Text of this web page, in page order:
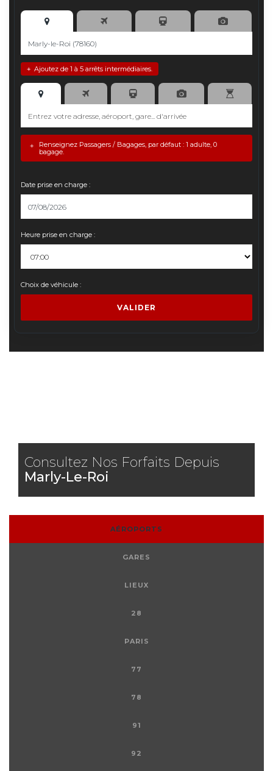
Ajoutez de 1 à 5 arrêts intermédiaires.
+
Renseignez Passagers / Bagages, par défaut : 1 adulte, 0
bagage.
+
Date prise en charge :
Heure prise en charge :
Choix de véhicule :
VALIDER
Consultez Nos Forfaits Depuis
Marly-Le-Roi
AÉROPORTS
GARES
LIEUX
28
PARIS
77
78
91
92